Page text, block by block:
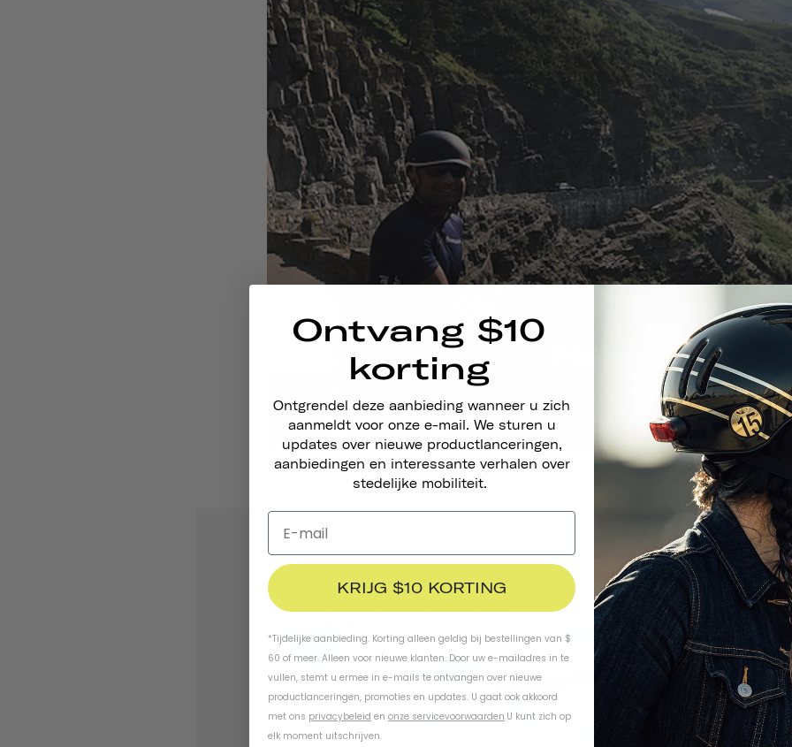
Bovendien heeft hij veel geleerd, dus zonder verder oponthoud: hier
Amar heeft geleerd tijdens zijn Climate Ride-ervaring!
Hallo Thousand! Amar hier. Ik had het geluk om mee te mogen doen
onvergetelijke groepsrit, waarbij een aantal van mijn favoriete dingen
gecombineerd: fietsen, de planeet, en vrienden en familie. Hier zijn een
ik tijdens deze reis heb geleerd:
Ontvang $10
korting
Ontgrendel deze aanbieding wanneer u zich
aanmeldt voor onze e-mail. We sturen u
updates over nieuwe productlanceringen,
aanbiedingen en interessante verhalen over
stedelijke mobiliteit.
KRIJG $10 KORTING
*Tijdelijke aanbieding. Korting alleen geldig bij bestellingen van $
60 of meer. Alleen voor nieuwe klanten. Door uw e-mailadres in te
vullen, stemt u ermee in e-mails te ontvangen over nieuwe
productlanceringen, promoties en updates. U gaat ook akkoord
met ons privacybeleid en onze servicevoorwaarden.U kunt zich op
elk moment uitschrijven.